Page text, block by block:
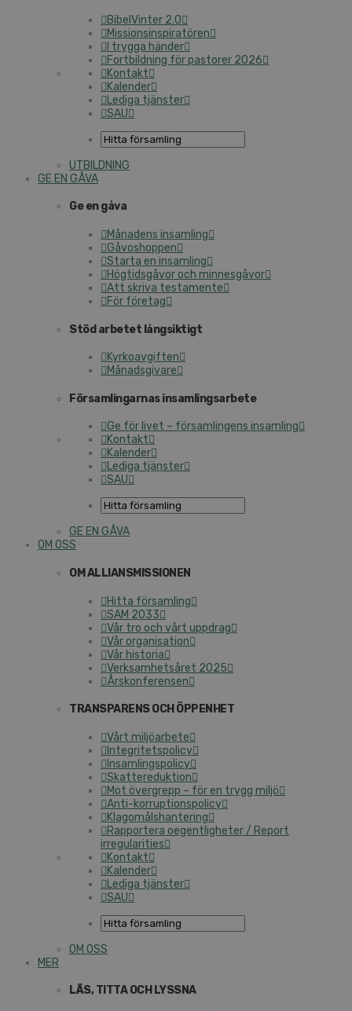
BibelVinter 2.0
Missionsinspiratören
I trygga händer
Fortbildning för pastorer 2026
Kontakt
Kalender
Lediga tjänster
SAU
UTBILDNING
GE EN GÅVA
Ge en gåva
Månadens insamling
Gåvoshoppen
Starta en insamling
Högtidsgåvor och minnesgåvor
Att skriva testamente
För företag
Stöd arbetet långsiktigt
Kyrkoavgiften
Månadsgivare
Församlingarnas insamlingsarbete
Ge för livet – församlingens insamling
Kontakt
Kalender
Lediga tjänster
SAU
GE EN GÅVA
OM OSS
OM ALLIANSMISSIONEN
Hitta församling
SAM 2033
Vår tro och vårt uppdrag
Vår organisation
Vår historia
Verksamhetsåret 2025
Årskonferensen
TRANSPARENS OCH ÖPPENHET
Vårt miljöarbete
Integritetspolicy
Insamlingspolicy
Skattereduktion
Mot övergrepp – för en trygg miljö
Anti-korruptionspolicy
Klagomålshantering
Rapportera oegentligheter / Report
irregularities
Kontakt
Kalender
Lediga tjänster
SAU
OM OSS
MER
LÄS, TITTA OCH LYSSNA